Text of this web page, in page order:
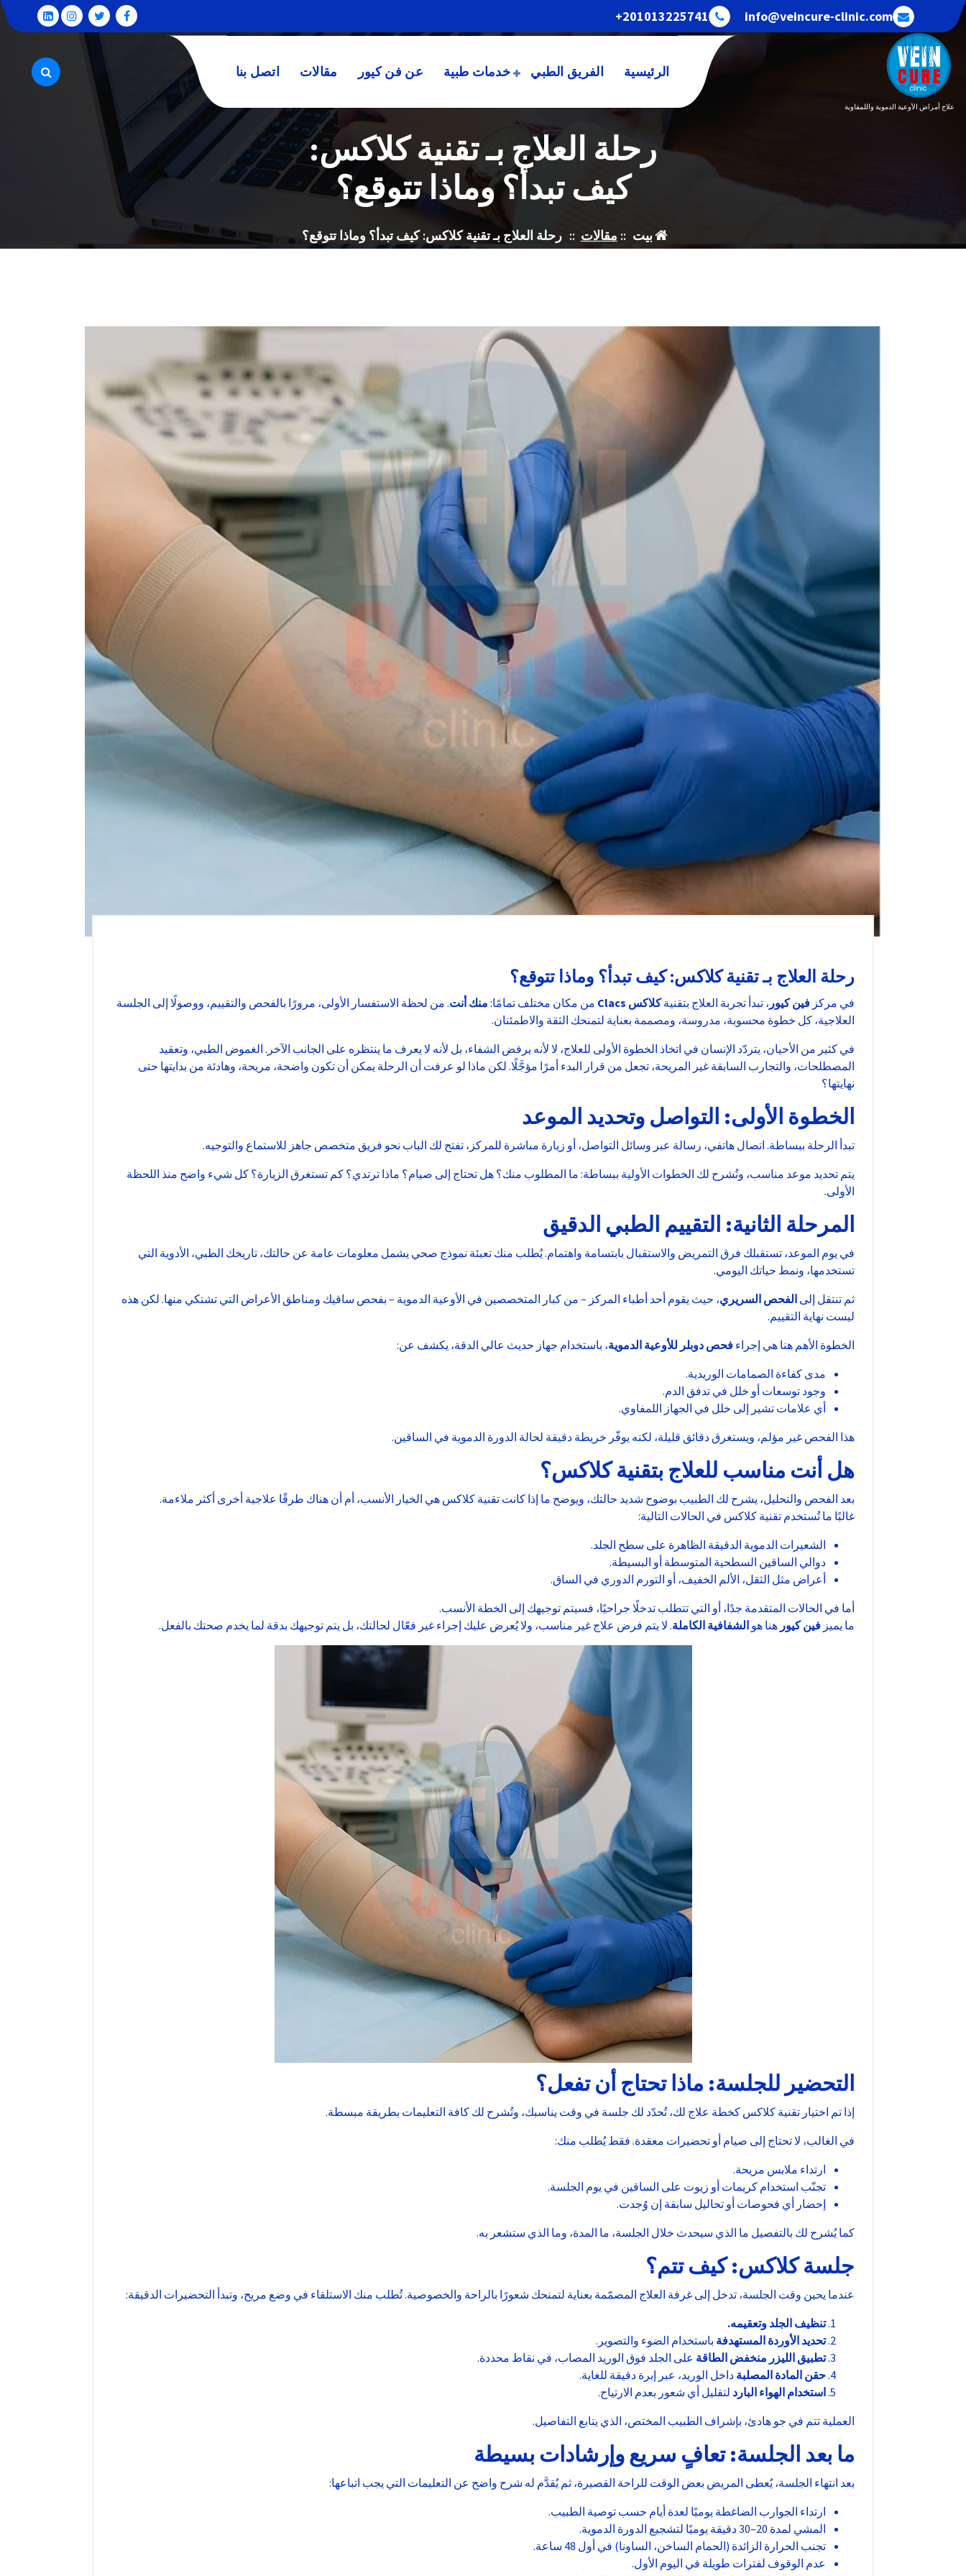
تخطى
الى
المحتوى
info@veincure-clinic.com
201013225741+
علاج أمراض الأوعية الدموية واللمفاوية
الرئيسية الفريق الطبي خدمات طبية عن فن كيور مقالات اتصل بنا
رحلة العلاج بـ تقنية كلاكس:
كيف تبدأ؟ وماذا تتوقع؟
بيت :: مقالات :: رحلة العلاج بـ تقنية كلاكس: كيف تبدأ؟ وماذا تتوقع؟
رحلة العلاج بـ تقنية كلاكس: كيف تبدأ؟ وماذا تتوقع؟
في مركز فين كيور ، تبدأ تجربة العلاج بتقنيةكلاكس من مكان مختلف تمامًا: منك أنت. من لحظة الاستفسار الأولى، مرورًا بالفحص والتقييم، ووصولًا إلى الجلسة
العلاجية، كل خطوة محسوبة، مدروسة، ومصممة بعناية لتمنحك الثقة والاطمئنان.
في كثير من الأحيان، يتردّد الإنسان في اتخاذ الخطوة الأولى للعلاج، لا لأنه يرفض الشفاء، بل لأنه لا يعرف ما ينتظره على الجانب الآخر. الغموض الطبي، وتعقيد
المصطلحات، والتجارب السابقة غير المريحة، تجعل من قرار البدء أمرًا مؤجَّلًا. لكن ماذا لو عرفت أن الرحلة يمكن أن تكون واضحة، مريحة، وهادئة من بدايتها حتى
نهايتها؟
الخطوة الأولى: التواصل وتحديد الموعد
تبدأ الرحلة ببساطة. اتصال هاتفي، رسالة عبر وسائل التواصل، أو زيارة مباشرة للمركز، تفتح لك الباب نحو فريق متخصص جاهز للاستماع والتوجيه.
يتم تحديد موعد مناسب، وتُشرح لك الخطوات الأولية ببساطة: ما المطلوب منك؟ هل تحتاج إلى صيام؟ ماذا ترتدي؟ كم تستغرق الزيارة؟ كل شيء واضح منذ اللحظة
الأولى.
المرحلة الثانية: التقييم الطبي الدقيق
في يوم الموعد، تستقبلك فرق التمريض والاستقبال بابتسامة واهتمام. يُطلب منك تعبئة نموذج صحي يشمل معلومات عامة عن حالتك، تاريخك الطبي، الأدوية التي
تستخدمها، ونمط حياتك اليومي.
ثم تنتقل إلى الفحص السريري، حيث يقوم أحد أطباء المركز – من كبار المتخصصين في الأوعية الدموية – بفحص ساقيك ومناطق الأعراض التي تشتكي منها. لكن هذه
ليست نهاية التقييم.
الخطوة الأهم هنا هي إجراء فحص دوبلر للأوعية الدموية، باستخدام جهاز حديث عالي الدقة، يكشف عن:
مدى كفاءة الصمامات الوريدية.
وجود توسعات أو خلل في تدفق الدم.
أي علامات تشير إلى خلل في الجهاز اللمفاوي.
هذا الفحص غير مؤلم، ويستغرق دقائق قليلة، لكنه يوفّر خريطة دقيقة لحالة الدورة الدموية في الساقين.
هل أنت مناسب للعلاج بتقنية كلاكس؟
بعد الفحص والتحليل، يشرح لك الطبيب بوضوح شديد حالتك، ويوضح ما إذا كانت تقنية كلاكس هي الخيار الأنسب، أم أن هناك طرقًا علاجية أخرى أكثر ملاءمة.
غالبًا ما تُستخدم تقنية كلاكس في الحالات التالية:
الشعيرات الدموية الدقيقة الظاهرة على سطح الجلد.
دوالي الساقين السطحية المتوسطة أو البسيطة.
أعراض مثل الثقل، الألم الخفيف، أو التورم الدوري في الساق.
أما في الحالات المتقدمة جدًا، أو التي تتطلب تدخلًا جراحيًا، فسيتم توجيهك إلى الخطة الأنسب.
ما يميز فين كيور هنا هو الشفافية الكاملة. لا يتم فرض علاج غير مناسب، ولا يُعرض عليك إجراء غير فعّال لحالتك، بل يتم توجيهك بدقة لما يخدم صحتك بالفعل.
التحضير للجلسة: ماذا تحتاج أن تفعل؟
إذا تم اختيار تقنية كلاكس كخطة علاج لك، تُحدّد لك جلسة في وقت يناسبك، وتُشرح لك كافة التعليمات بطريقة مبسطة.
في الغالب، لا تحتاج إلى صيام أو تحضيرات معقدة. فقط يُطلب منك:
ارتداء ملابس مريحة.
تجنّب استخدام كريمات أو زيوت على الساقين في يوم الجلسة.
إحضار أي فحوصات أو تحاليل سابقة إن وُجدت.
كما يُشرح لك بالتفصيل ما الذي سيحدث خلال الجلسة، ما المدة، وما الذي ستشعر به.
جلسة كلاكس: كيف تتم؟
عندما يحين وقت الجلسة، تدخل إلى غرفة العلاج المصمّمة بعناية لتمنحك شعورًا بالراحة والخصوصية. تُطلب منك الاستلقاء في وضع مريح، وتبدأ التحضيرات الدقيقة:
تنظيف الجلد وتعقيمه.
تحديد الأوردة المستهدفة باستخدام الضوء والتصوير.
تطبيق الليزر منخفض الطاقة على الجلد فوق الوريد المصاب، في نقاط محددة.
حقن المادة المصلبة داخل الوريد، عبر إبرة دقيقة للغاية.
استخدام الهواء البارد لتقليل أي شعور بعدم الارتياح.
العملية تتم في جو هادئ، بإشراف الطبيب المختص، الذي يتابع التفاصيل.
ما بعد الجلسة: تعافٍ سريع وإرشادات بسيطة
بعد انتهاء الجلسة، يُعطى المريض بعض الوقت للراحة القصيرة، ثم يُقدَّم له شرح واضح عن التعليمات التي يجب اتباعها:
ارتداء الجوارب الضاغطة يوميًا لعدة أيام حسب توصية الطبيب.
المشي لمدة 20–30 دقيقة يوميًا لتشجيع الدورة الدموية.
تجنب الحرارة الزائدة (الحمام الساخن، الساونا) في أول 48 ساعة.
عدم الوقوف لفترات طويلة في اليوم الأول.